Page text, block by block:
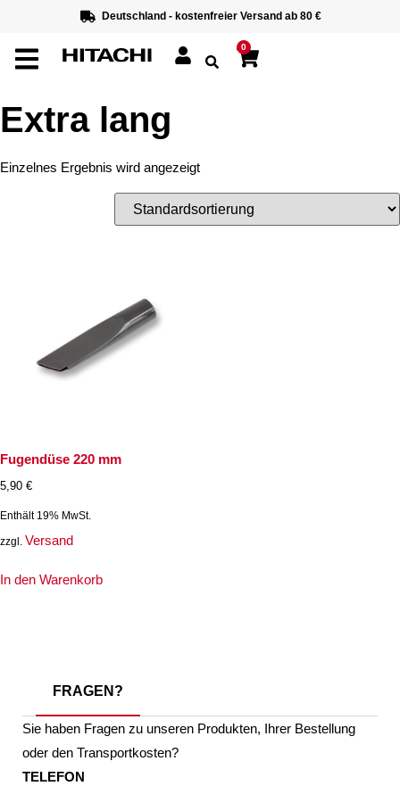
Deutschland - kostenfreier Versand ab 80 €
0
Extra lang
Einzelnes Ergebnis wird angezeigt
Fugendüse 220 mm
5,90 €
Enthält 19% MwSt.
zzgl. Versand
In den Warenkorb
FRAGEN?
Sie haben Fragen zu unseren Produkten, Ihrer Bestellung
oder den Transportkosten?
TELEFON